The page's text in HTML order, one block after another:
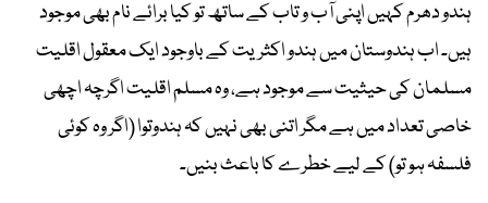
ہندو دھرم کہیں اپنی آب و تاب کے ساتھ تو کیا برائے نام بھی موجود
ہیں۔ اب ہندوستان میں ہندو اکثریت کے باوجود ایک معقول اقلیت
مسلمان کی حیثیت سے موجود ہے، وہ مسلم اقلیت اگرچہ اچھی
خاصی تعداد میں ہے مگر اتنی بھی نہیں کہ ہندوتوا (اگر وہ کوئی
فلسفہ ہو تو) کے لیے خطرے کا باعث بنیں۔